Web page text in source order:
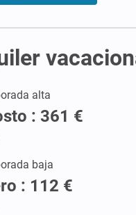
alta
: 361 €
baja
: 112 €